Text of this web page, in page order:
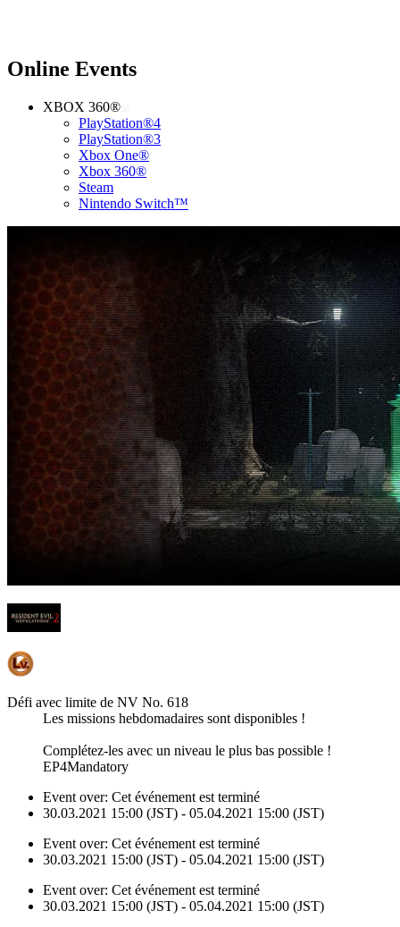
Online Events
XBOX 360®
PlayStation®4
PlayStation®3
Xbox One®
Xbox 360®
Steam
Nintendo Switch™
Défi avec limite de NV No. 618
Les missions hebdomadaires sont disponibles !
Complétez-les avec un niveau le plus bas possible !
EP4Mandatory
Event over: Cet événement est terminé
30.03.2021 15:00 (JST) - 05.04.2021 15:00 (JST)
Event over: Cet événement est terminé
30.03.2021 15:00 (JST) - 05.04.2021 15:00 (JST)
Event over: Cet événement est terminé
30.03.2021 15:00 (JST) - 05.04.2021 15:00 (JST)